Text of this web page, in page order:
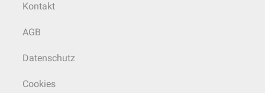
Kontakt
AGB
Datenschutz
Cookies